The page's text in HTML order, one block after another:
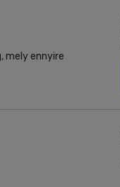
mely ennyire